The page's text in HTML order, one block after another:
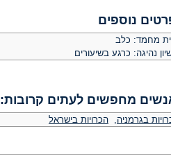
נוספים
מחמד: כלב
נהיגה: כרגע בשיעורים
מחפשים לעתים קרובות:
בגרמניה, הכרויות בישראל